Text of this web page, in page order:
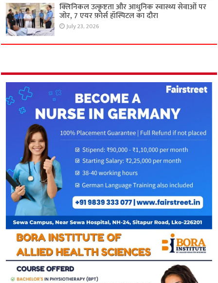
क्लिनिकल उत्कृष्टता और आधुनिक स्वास्थ्य सेवाओं पर
जोर, 7 एयर फ़ोर्स हॉस्पिटल का दौरा
July 23, 2026